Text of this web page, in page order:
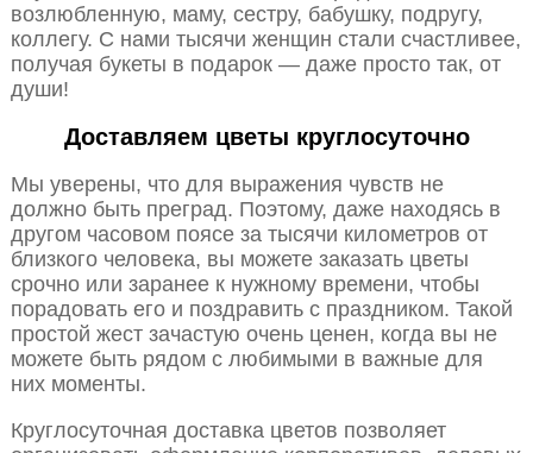
возлюбленную, маму, сестру, бабушку, подругу,
коллегу. С нами тысячи женщин стали счастливее,
получая букеты в подарок — даже просто так, от
души!
Доставляем цветы круглосуточно
Мы уверены, что для выражения чувств не
должно быть преград. Поэтому, даже находясь в
другом часовом поясе за тысячи километров от
близкого человека, вы можете заказать цветы
срочно или заранее к нужному времени, чтобы
порадовать его и поздравить с праздником. Такой
простой жест зачастую очень ценен, когда вы не
можете быть рядом с любимыми в важные для
них моменты.
Круглосуточная доставка цветов позволяет